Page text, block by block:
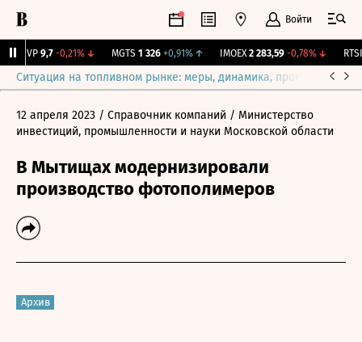
Войти
BISVP 9,7 -0,21% ↓ MGTS 1 326 +0,91% ↑ IMOEX 2 283,59 -0,78%↓ RTSI
Ситуация на топливном рынке: меры, динамика, прогнозы
12 апреля 2023 / Справочник компаний / Министерство
инвестиций, промышленности и науки Московской области
В Мытищах модернизировали
производство фотополимеров
Архив